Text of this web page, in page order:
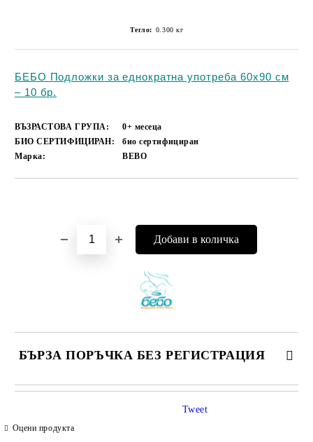
Тегло: 0.300 кг
БЕБО Подложки за еднократна употреба 60х90 см
– 10 бр.
ВЪЗРАСТОВА ГРУПА:
0+ месеца
БИО СЕРТИФИЦИРАН:
био сертифициран
Марка:
BEBO
БЪРЗА ПОРЪЧКА БЕЗ РЕГИСТРАЦИЯ
САМО ПОПЪЛНЕТЕ 4 ПОЛЕТА
Оцени продукта
Tweet